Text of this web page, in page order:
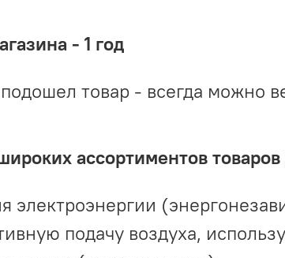
- 1 год
товар - всегда можно
ассортиментов
электроэнергии
подачу воздуха,